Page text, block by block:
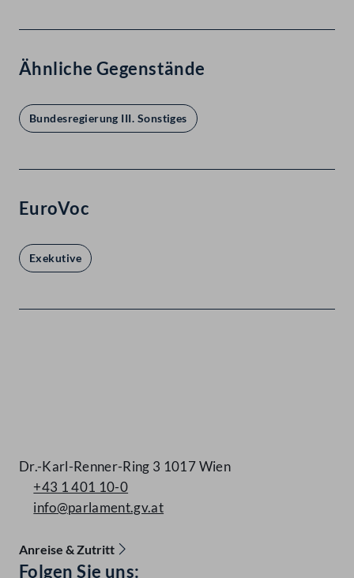
Accessibility Menu anzeigen
Ähnliche Gegenstände
Bundesregierung III. Sonstiges
EuroVoc
Exekutive
Dr.-Karl-Renner-Ring 3 1017 Wien
+43 1 401 10-0
info@parlament.gv.at
Anreise & Zutritt
Folgen Sie uns: